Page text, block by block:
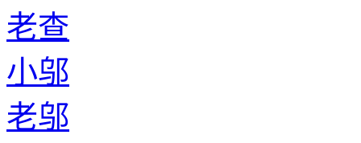
老查
小邬
老邬